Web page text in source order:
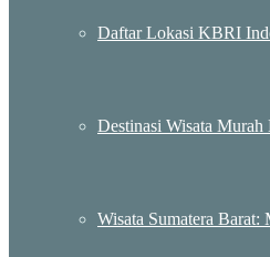
Daftar Lokasi KBRI
Destinasi Wisata Murah
Wisata Sumatera Barat: